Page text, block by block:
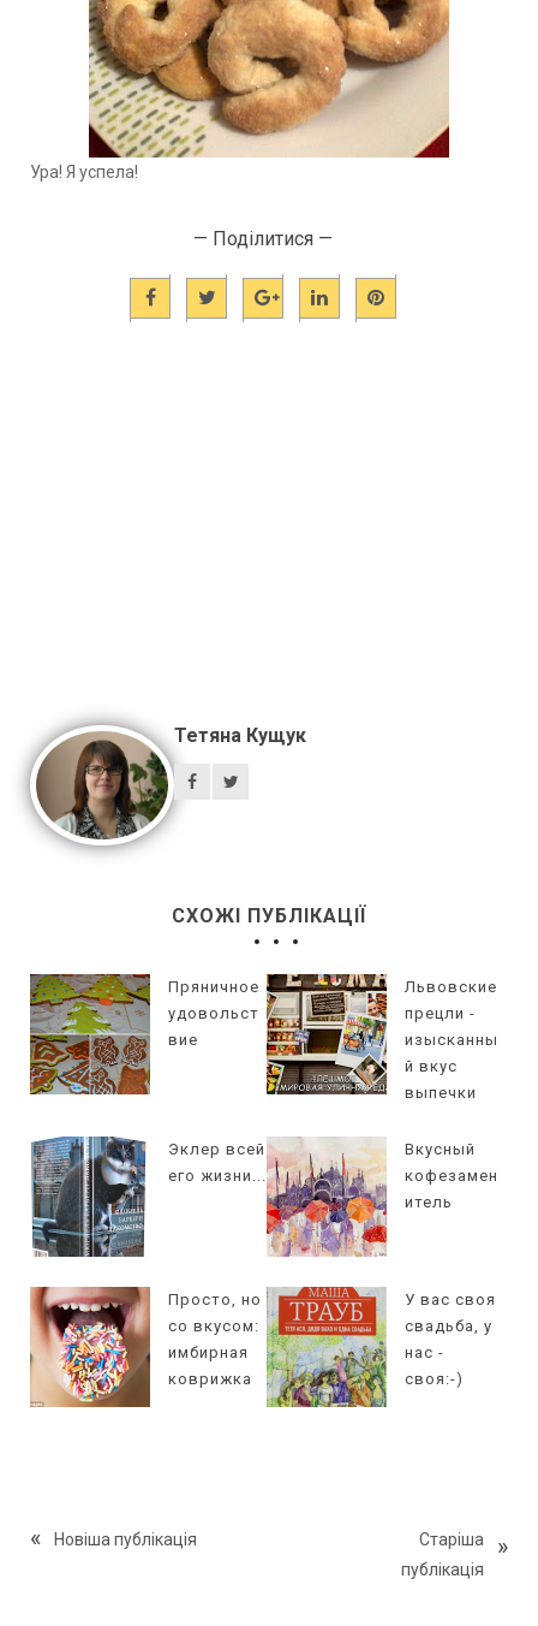
Ура! Я успела!
— Поділитися —
Тетяна Кущук
СХОЖІ ПУБЛІКАЦІЇ
Пряничное
удовольст
вие
Львовские
прецли -
изысканны
й вкус
выпечки
Эклер всей
его жизни...
Вкусный
кофезамен
итель
Просто, но
со вкусом:
имбирная
коврижка
У вас своя
свадьба, у
нас -
своя:-)
Новіша публікація
Старіша
публікація